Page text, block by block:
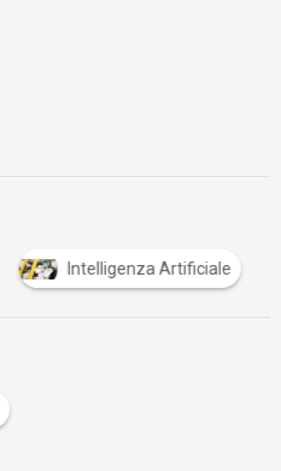
Intelligenza Artificiale